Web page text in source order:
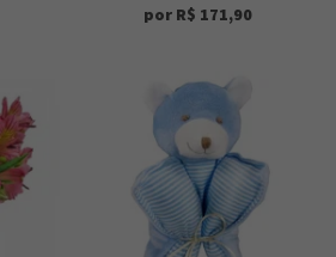
por R$ 171,90